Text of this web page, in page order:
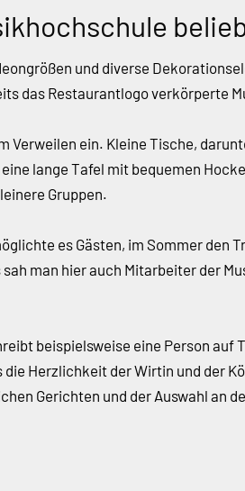
und diverse
das Restaurantlogo verkörperte
Verweilen ein. Kleine Tische,
lange Tafel mit bequemen
Gruppen.
es Gästen, im Sommer den
man hier auch Mitarbeiter der
beispielsweise eine Person auf
Herzlichkeit der Wirtin und der
Gerichten und der Auswahl an